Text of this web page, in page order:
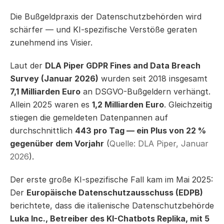
Die Bußgeldpraxis der Datenschutzbehörden wird
schärfer — und KI-spezifische Verstöße geraten
zunehmend ins Visier.
Laut der DLA Piper GDPR Fines and Data Breach
Survey (Januar 2026)
7,1 Milliarden Euro an DSGVO-Bußgeldern verhängt.
Allein 2025 waren es 1,2 Milliarden Euro. Gleichzeitig
stiegen die gemeldeten Datenpannen auf
durchschnittlich 443 pro Tag — ein Plus von 22 %
gegenüber dem Vorjahr (Quelle: DLA Piper, Januar
2026).
Der erste große KI-spezifische Fall kam im Mai 2025:
Der Europäische Datenschutzausschuss (EDPB)
Luka Inc., Betreiber des KI-Chatbots Replika, mit 5